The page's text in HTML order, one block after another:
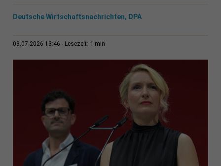
Deutsche Wirtschaftsnachrichten, DPA
03.07.2026 13:46 Lesezeit: 1 min